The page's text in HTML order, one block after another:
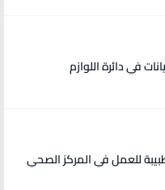
في دائرة اللوازم
للعمل في المركز الصحي